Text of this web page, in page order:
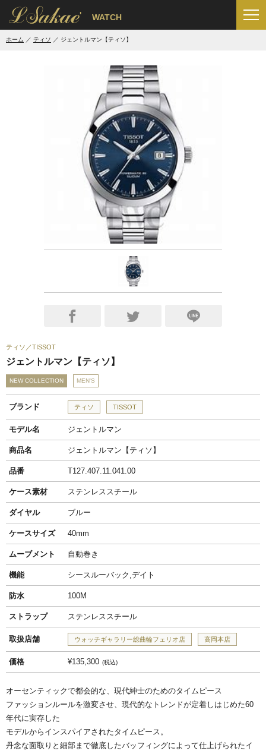
' WATCH
ホーム ティソ ジェントルマン【ティソ】
ティソ TISSOT
ジェントルマン【ティソ】
NEW COLLECTION MEN'S
ブランド ティソ TISSOT
モデル名 ジェントルマン
商品名 ジェントルマン【ティソ】
品番 T127.407.11.041.00
ケース素材 ステンレススチール
ダイヤル ブルー
ケースサイズ 40mm
ムーブメント 自動巻き
機能 シースルーバック,デイト
防水 100M
ストラップ ステンレススチール
取扱店舗 ウォッチギャラリー総曲輪フェリオ店 高岡本店
価格 ¥135,300 税込
オーセンティックで都会的な、現代紳士のためのタイムピース
ファッションルールを激変させ、現代的なトレンドが定着しはじめた60
年代に実存した
モデルからインスパイアされたタイムピース。
丹念な面取りと細部まで徹底したバッフィングによって仕上げられたイ